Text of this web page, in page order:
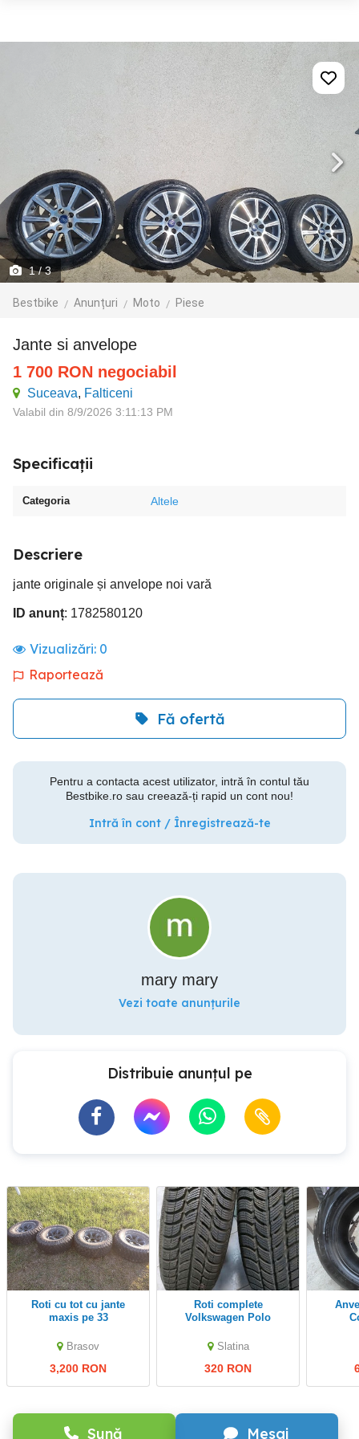
1/ 3
Bestbike Anunțuri Moto Piese
jante si anvelope
1 700 RON negociabil
Suceava, Falticeni
Valabil din 8/9/2026 3:11:13 PM
Specificații
Categoria Altele
Descriere
jante originale și anvelope noi vară
ID anunț: 1782580120
Vizualizări: 0
Raportează
Fă ofertă
Pentru a contacta acest utilizator, intră în contul tău
Bestbike.ro sau creează-ți rapid un cont nou!
Intră în cont / Înregistrează-te
Sună Mesaj
mary mary
Vezi toate anunțurile
Distribuie anunțul pe
roti cu tot cu jante
maxis pe 33
Brasov
3,200 RON
Roti complete
Volkswagen Polo
Slatina
320 RON
Anvelope de vara